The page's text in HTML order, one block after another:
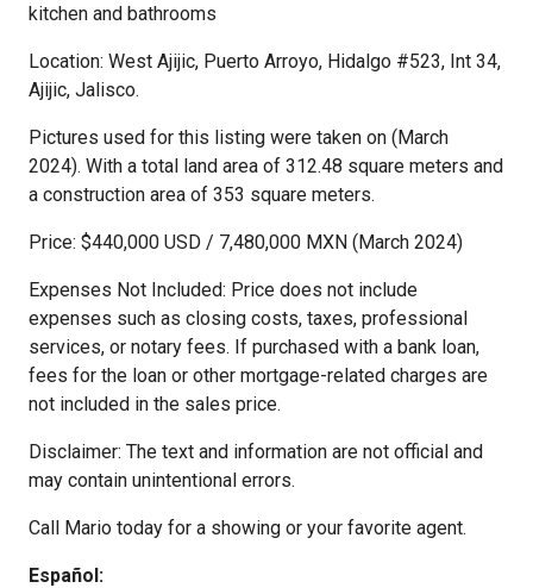
kitchen and bathrooms
Location: West Ajijic, Puerto Arroyo, Hidalgo #523, Int 34,
Ajijic, Jalisco.
Pictures used for this listing were taken on (March
2024). With a total land area of 312.48 square meters and
a construction area of 353 square meters.
Price: $440,000 USD / 7,480,000 MXN (March 2024)
Expenses Not Included: Price does not include
expenses such as closing costs, taxes, professional
services, or notary fees. If purchased with a bank loan,
fees for the loan or other mortgage-related charges are
not included in the sales price.
Disclaimer: The text and information are not official and
may contain unintentional errors.
Call Mario today for a showing or your favorite agent.
Español: